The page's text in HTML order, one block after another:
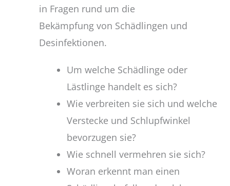
in Fragen rund um die
Bekämpfung von Schädlingen und
Desinfektionen.
Um welche Schädlinge oder
Lästlinge handelt es sich?
Wie verbreiten sie sich und welche
Verstecke und Schlupfwinkel
bevorzugen sie?
Wie schnell vermehren sie sich?
Woran erkennt man einen